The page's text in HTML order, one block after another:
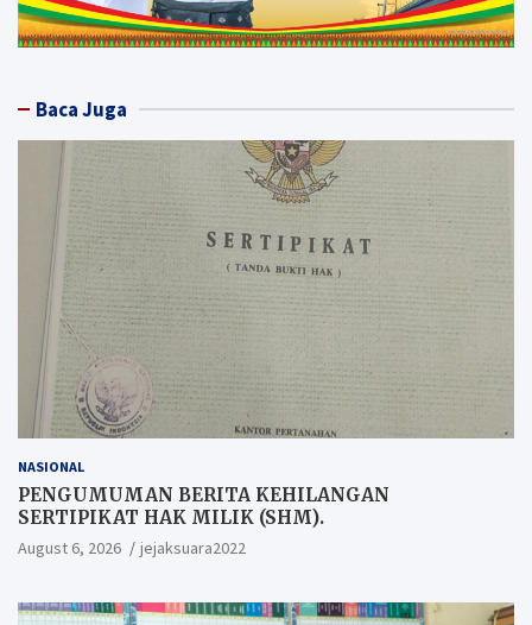
Baca Juga
NASIONAL
PENGUMUMAN BERITA KEHILANGAN
SERTIPIKAT HAK MILIK (SHM).
August 6, 2026 jejaksuara2022